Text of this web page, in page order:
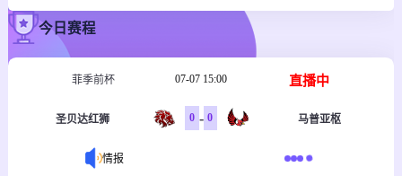
今日赛程
菲季前杯 07-07 15:00 直播中
圣贝达红狮 0 - 0 马普亚枢
情报